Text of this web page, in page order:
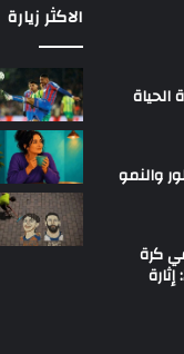
والنمو
كرة
القدم مع بداية العام الجديد 2025: إثارة
الاكثر زيارة